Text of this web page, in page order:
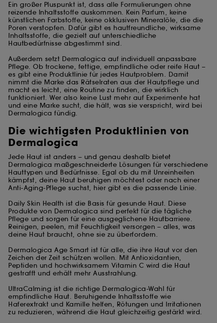
Ein großer Pluspunkt ist, dass alle Formulierungen ohne
reizende Inhaltsstoffe auskommen. Kein Parfum, keine
künstlichen Farbstoffe, keine okklusiven Mineralöle, die die
Poren verstopfen. Dafür gibt es hautfreundliche, wirksame
Inhaltsstoffe, die gezielt auf unterschiedliche
Hautbedürfnisse abgestimmt sind.
Außerdem setzt Dermalogica auf individuell anpassbare
Pflege. Ob trockene, fettige, empfindliche oder reife Haut –
es gibt eine Produktlinie für jedes Hautproblem. Damit
nimmt die Marke das Rätselraten aus der Hautpflege und
macht es leicht, eine Routine zu finden, die wirklich
funktioniert. Wer also keine Lust mehr auf Experimente hat
und eine Marke sucht, die hält, was sie verspricht, wird bei
Dermalogica fündig.
Die wichtigsten Produktlinien von
Dermalogica
Jede Haut ist anders – und genau deshalb bietet
Dermalogica maßgeschneiderte Lösungen für verschiedene
Hauttypen und Bedürfnisse. Egal ob du mit Unreinheiten
kämpfst, deine Haut beruhigen möchtest oder nach einer
Anti-Aging-Pflege suchst, hier gibt es die passende Linie.
Daily Skin Health ist die Basis für gesunde Haut. Diese
Produkte von Dermalogica sind perfekt für die tägliche
Pflege und sorgen für eine ausgeglichene Hautbarriere.
Reinigen, peelen, mit Feuchtigkeit versorgen – alles, was
deine Haut braucht, ohne sie zu überfordern.
Dermalogica Age Smart ist für alle, die ihre Haut vor den
Zeichen der Zeit schützen wollen. Mit Antioxidantien,
Peptiden und hochwirksamem Vitamin C wird die Haut
gestrafft und erhält mehr Ausstrahlung.
UltraCalming ist die richtige Dermalogica-Wahl für
empfindliche Haut. Beruhigende Inhaltsstoffe wie
Haferextrakt und Kamille helfen, Rötungen und Irritationen
zu reduzieren, während die Haut gleichzeitig gestärkt wird.